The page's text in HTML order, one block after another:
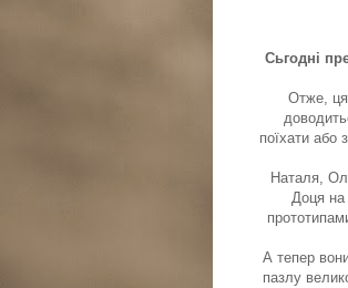
Сьгодні
Отже, ця
поїхати або
Наталя,
Доця на
А тепер
пазлу